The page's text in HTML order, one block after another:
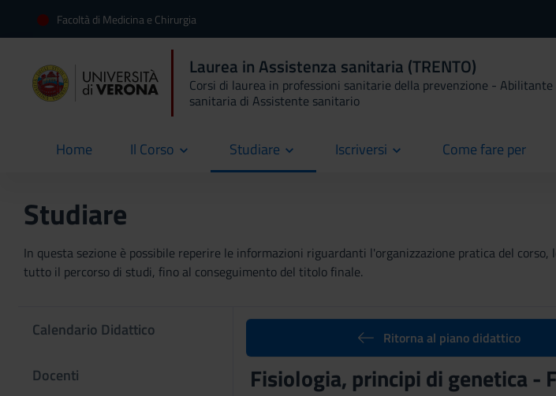
Facoltà di Medicina e Chirurgia
Laurea in Assistenza sanitaria (TRENTO)
Corsi di laurea in professioni sanitarie della prevenzione - Abilitante
sanitaria di Assistente sanitario
Home
current Il Corso Studiare Iscriversi Come fare per
current
Studiare
In questa sezione è possibile reperire le informazioni riguardanti l'organizzazione pratica del
tutto il percorso di studi, fino al conseguimento del titolo finale.
Calendario Didattico
Docenti
Ritorna al piano didattico
Fisiologia, principi di genetica -